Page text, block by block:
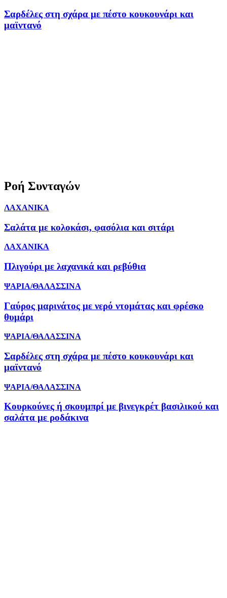
Σαρδέλες στη σχάρα με πέστο κουκουνάρι και
μαϊντανό
Ροή Συνταγών
ΛΑΧΑΝΙΚΑ
Σαλάτα με κολοκάσι, φασόλια και σιτάρι
ΛΑΧΑΝΙΚΑ
Πλιγούρι με λαχανικά και ρεβύθια
ΨΑΡΙΑ/ΘΑΛΑΣΣΙΝΑ
Γαύρος μαρινάτος με νερό ντομάτας και φρέσκο
θυμάρι
ΨΑΡΙΑ/ΘΑΛΑΣΣΙΝΑ
Σαρδέλες στη σχάρα με πέστο κουκουνάρι και
μαϊντανό
ΨΑΡΙΑ/ΘΑΛΑΣΣΙΝΑ
Κουρκούνες ή σκουμπρί με βινεγκρέτ βασιλικού και
σαλάτα με ροδάκινα